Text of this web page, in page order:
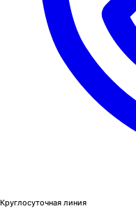
Круглосуточная линия